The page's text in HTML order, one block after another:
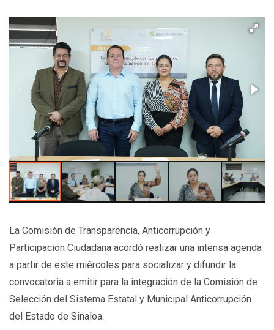
La Comisión de Transparencia, Anticorrupción y
Participación Ciudadana acordó realizar una intensa agenda
a partir de este miércoles para socializar y difundir la
convocatoria a emitir para la integración de la Comisión de
Selección del Sistema Estatal y Municipal Anticorrupción
del Estado de Sinaloa.